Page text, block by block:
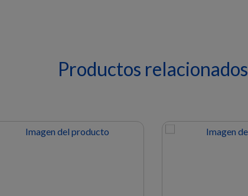
Productos relacionados